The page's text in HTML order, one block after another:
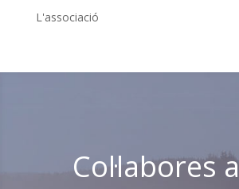
L'associació
Col·labores